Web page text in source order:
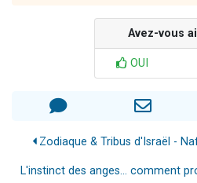
Avez-vous
OUI
Zodiaque & Tribus d'Israël -
L'instinct des anges... comment